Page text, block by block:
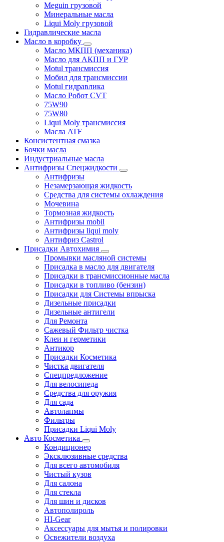
Meguin грузовой
Минеральные масла
Liqui Moly грузовой
Гидравлические масла
Масло в коробку
Масло МКПП (механика)
Масло для АКПП и ГУР
Motul трансмиссия
Мобил для трансмиссии
Motul гидравлика
Масло Робот CVT
75W90
75W80
Liqui Moly трансмиссия
Масла ATF
Консистентная смазка
Бочки масла
Индустриальные масла
Антифризы Спецжидкости
Антифризы
Незамерзающая жидкость
Средства для системы охлаждения
Мочевина
Тормозная жидкость
Антифризы mobil
Антифризы liqui moly
Антифриз Castrol
Присадки Автохимия
Промывки масляной системы
Присадка в масло для двигателя
Присадки в трансмиссионные масла
Присадки в топливо (бензин)
Присадки для Системы впрыска
Дизельные присадки
Дизельные антигели
Для Ремонта
Сажевый Фильтр чистка
Клеи и герметики
Антикор
Присадки Косметика
Чистка двигателя
Спецпредложение
Для велосипеда
Средства для оружия
Для сада
Автолапмы
Фильтры
Присадки Liqui Moly
Авто Косметика
Кондиционер
Эксклюзивные средства
Для всего автомобиля
Чистый кузов
Для салона
Для стекла
Для шин и дисков
Автополироль
HI-Gear
Аксессуары для мытья и полировки
Освежители воздуха